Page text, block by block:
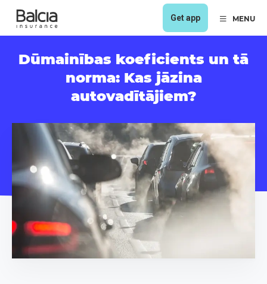
Get app MENU
Dūmainības koeficients un tā
norma: Kas jāzina
autovadītājiem?